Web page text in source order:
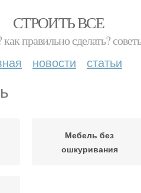
СТРОИТЬ ВСЕ
как правильно сделать?
новости статьи
Мебель без
ошкуривания